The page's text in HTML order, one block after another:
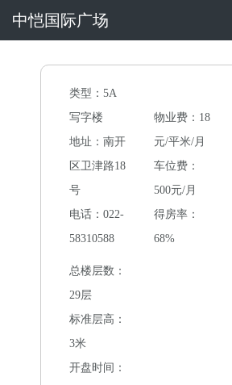
中恺国际广场
类型：5A
写字楼
地址：南开
区卫津路18
号
电话：022-
58310588
物业费：18
元/平米/月
车位费：
500元/月
得房率：
68%
总楼层数：
29层
标准层高：
3米
开盘时间：